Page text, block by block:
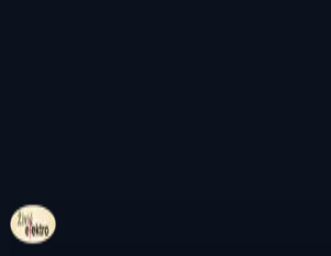
Pregledajte internetsku trgovinu